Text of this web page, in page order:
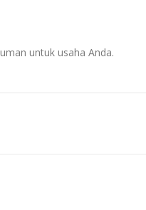
untuk usaha Anda.